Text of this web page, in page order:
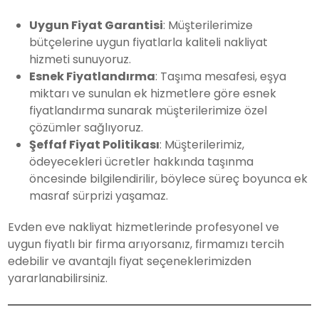
Uygun Fiyat Garantisi: Müşterilerimize
bütçelerine uygun fiyatlarla kaliteli nakliyat
hizmeti sunuyoruz.
Esnek Fiyatlandırma: Taşıma mesafesi, eşya
miktarı ve sunulan ek hizmetlere göre esnek
fiyatlandırma sunarak müşterilerimize özel
çözümler sağlıyoruz.
Şeffaf Fiyat Politikası: Müşterilerimiz,
ödeyecekleri ücretler hakkında taşınma
öncesinde bilgilendirilir, böylece süreç boyunca ek
masraf sürprizi yaşamaz.
Evden eve nakliyat hizmetlerinde profesyonel ve
uygun fiyatlı bir firma arıyorsanız, firmamızı tercih
edebilir ve avantajlı fiyat seçeneklerimizden
yararlanabilirsiniz.